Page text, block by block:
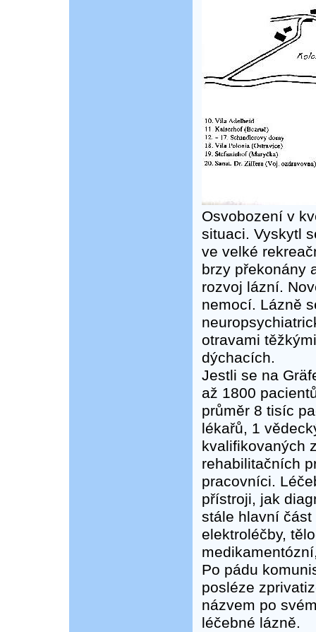
Osvobození v
situaci. Vyskytl
ve velké
brzy překonány
rozvoj lázní.
nemocí. Lázně
otravami
dýchacích.
Jestli se na
až 1800
průměr 8 tisíc
lékařů, 1
kvalifikovaných
rehabilitačních
pracovníci.
přístroji, jak
stále hlavní
elektroléčby,
Po pádu
posléze
názvem po
léčebné lázně.